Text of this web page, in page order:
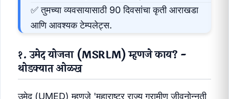
✅ तुमच्या व्यवसायासाठी 90 दिवसांचा कृती आराखडा
आणि आवश्यक टेम्पलेट्स.
१. उमेद योजना (MSRLM) म्हणजे काय? -
थोडक्यात ओळख
उमेद (UMED) म्हणजे 'महाराष्ट्र राज्य ग्रामीण जीवनोन्नती